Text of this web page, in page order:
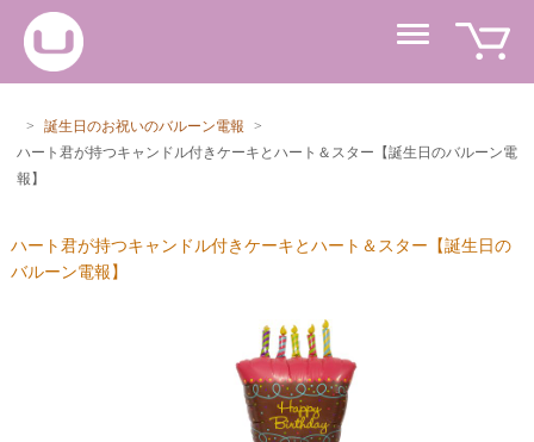
> 誕生日のお祝いのバルーン電報
>
ハート君が持つキャンドル付きケーキとハート＆スター【誕生日のバルーン電
報】
ハート君が持つキャンドル付きケーキとハート＆スター【誕生日の
バルーン電報】